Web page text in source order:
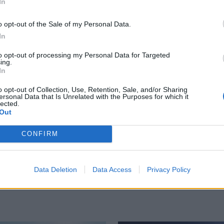
opt-out of the Sale of my Personal Data.
opt-out of processing my Personal Data for Targeted
opt-out of Collection, Use, Retention, Sale, and/or Sharing
Data that Is Unrelated with the Purposes for which it
CONFIRM
Data Deletion Data Access Privacy Policy
επιστρέφουν οι δίσκοι με τα κέρματα στα WC
Πέρα από το πατίνι στην
παιδική χαρά της Ερυθραίας;
άδεια χέρια»
"Αγνοείται" η επιδότηση στο πετρέλαιο κίνησης
ΠΟΛΙΤΕΣ 22:19
"Αγνοείται" η επιδότηση στο